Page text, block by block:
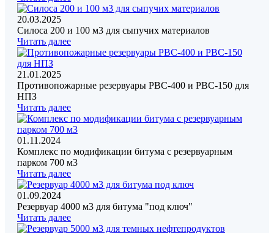
20.03.2025
Силоса 200 и 100 м3 для сыпучих материалов
Читать далее
21.01.2025
Противопожарные резервуары РВС-400 и РВС-150 для
НПЗ
Читать далее
01.11.2024
Комплекс по модификации битума с резервуарным
парком 700 м3
Читать далее
01.09.2024
Резервуар 4000 м3 для битума "под ключ"
Читать далее